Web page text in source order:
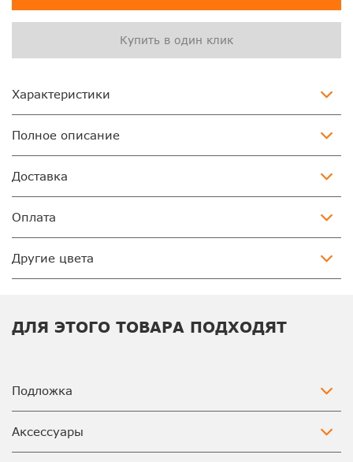
Купить в один клик
Характеристики
Полное описание
Доставка
Оплата
Другие цвета
ДЛЯ ЭТОГО ТОВАРА ПОДХОДЯТ
Подложка
Аксессуары